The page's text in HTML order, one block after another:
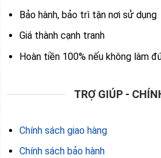
Bảo hành, bảo trì tận nơi sử dụng
Giá thành cạnh tranh
Hoàn tiền 100% nếu không làm
TRỢ GIÚP -
Chính sách giao hàng
Chính sách bảo hành